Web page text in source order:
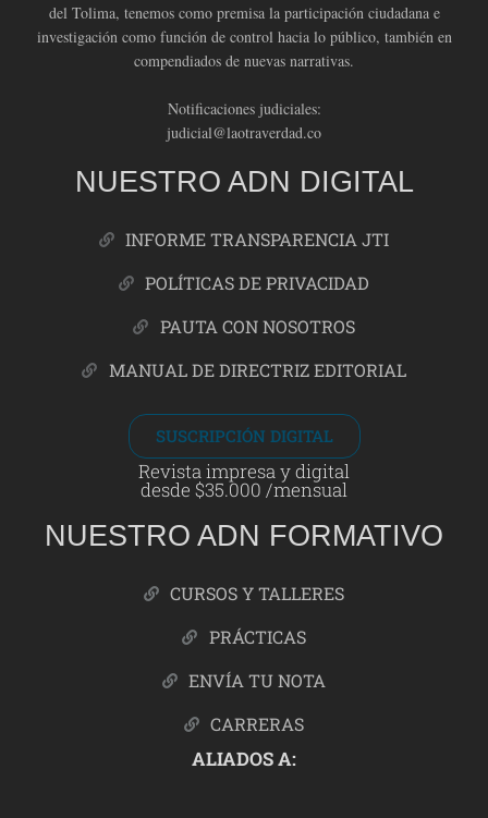
del Tolima, tenemos como premisa la participación ciudadana e
investigación como función de control hacia lo público, también en
compendiados de nuevas narrativas.
Notificaciones judiciales:
judicial@laotraverdad.co
NUESTRO ADN DIGITAL
INFORME TRANSPARENCIA JTI
POLÍTICAS DE PRIVACIDAD
PAUTA CON NOSOTROS
MANUAL DE DIRECTRIZ EDITORIAL
SUSCRIPCIÓN DIGITAL
Revista impresa y digital
desde $35.000 /mensual
NUESTRO ADN FORMATIVO
CURSOS Y TALLERES
PRÁCTICAS
ENVÍA TU NOTA
CARRERAS
ALIADOS A: